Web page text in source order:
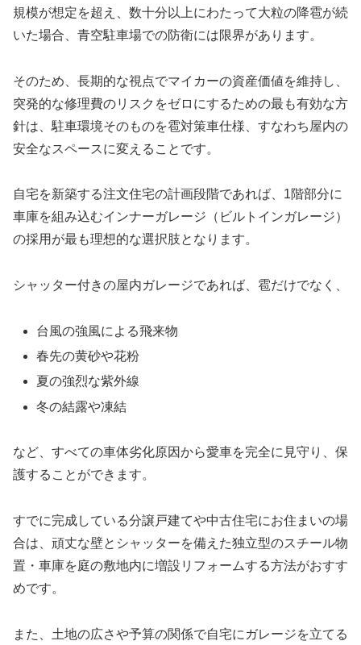
規模が想定を超え、数十分以上にわたって大粒の降雹が続
いた場合、青空駐車場での防衛には限界があります。
そのため、長期的な視点でマイカーの資産価値を維持し、
突発的な修理費のリスクをゼロにするための最も有効な方
針は、駐車環境そのものを雹対策車仕様、すなわち屋内の
安全なスペースに変えることです。
自宅を新築する注文住宅の計画段階であれば、1階部分に
車庫を組み込むインナーガレージ（ビルトインガレージ）
の採用が最も理想的な選択肢となります。
シャッター付きの屋内ガレージであれば、雹だけでなく、
台風の強風による飛来物
春先の黄砂や花粉
夏の強烈な紫外線
冬の結露や凍結
など、すべての車体劣化原因から愛車を完全に見守り、保
護することができます。
すでに完成している分譲戸建てや中古住宅にお住まいの場
合は、頑丈な壁とシャッターを備えた独立型のスチール物
置・車庫を庭の敷地内に増設リフォームする方法がおすす
めです。
また、土地の広さや予算の関係で自宅にガレージを立てる